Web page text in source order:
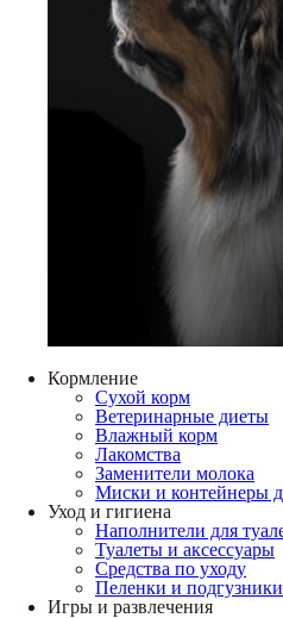
Кормление
Сухой корм
Ветеринарные диеты
Влажный корм
Лакомства
Заменители молока
Миски и контейнеры
Уход и гигиена
Наполнители для
Туалеты и аксессуары
Средства по уходу
Пеленки и подгузники
Игры и развлечения